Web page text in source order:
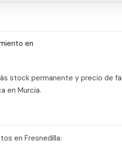
en
stock permanente y precio de
en Murcia.
en Fresnedilla: